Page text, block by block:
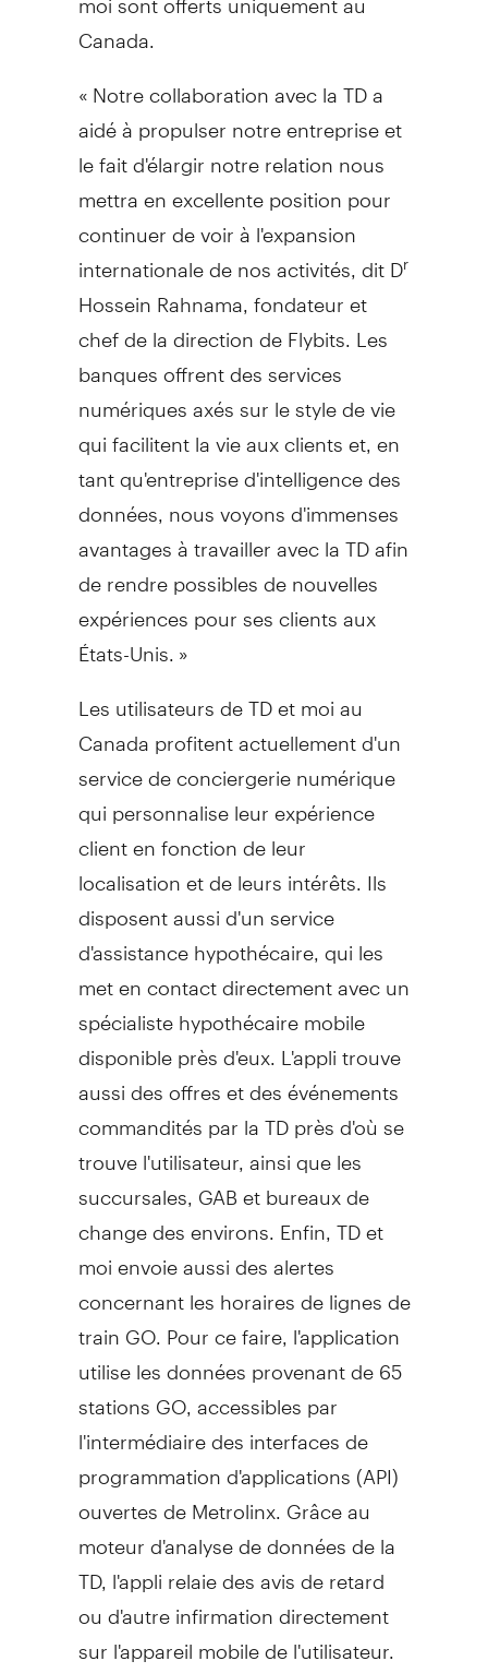
Canada
« Notre collaboration avec la TD a
aidé à propulser notre entreprise et
le fait d'élargir notre relation nous
mettra en excellente position pour
continuer de voir à l'expansion
internationale de nos activités, dit Dr
Hossein Rahnama , fondateur et
chef de la direction de Flybits. Les
banques offrent des services
numériques axés sur le style de vie
qui facilitent la vie aux clients et, en
tant qu'entreprise d'intelligence des
données, nous voyons d'immenses
avantages à travailler avec la TD afin
de rendre possibles de nouvelles
expériences pour ses clients aux
États-Unis. »
Les utilisateurs de TD et moi au
Canadaprofitent actuellement d'un
service de conciergerie numérique
qui personnalise leur expérience
client en fonction de leur
localisation et de leurs intérêts. Ils
disposent aussi d'un service
d'assistance hypothécaire, qui les
met en contact directement avec un
spécialiste hypothécaire mobile
disponible près d'eux. L'appli trouve
aussi des offres et des événements
commandités par la TD près d'où se
trouve l'utilisateur, ainsi que les
succursales, GAB et bureaux de
change des environs. Enfin, TD et
moi envoie aussi des alertes
concernant les horaires de lignes de
train GO. Pour ce faire, l'application
utilise les données provenant de 65
stations GO, accessibles par
l'intermédiaire des interfaces de
programmation d'applications (API)
ouvertes de Metrolinx. Grâce au
moteur d'analyse de données de la
TD, l'appli relaie des avis de retard
ou d'autre infirmation directement
sur l'appareil mobile de l'utilisateur.